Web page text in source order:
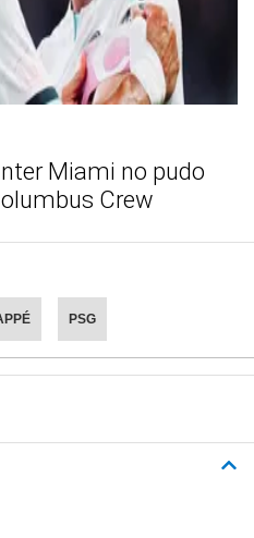
Miami no pudo
Crew
PSG